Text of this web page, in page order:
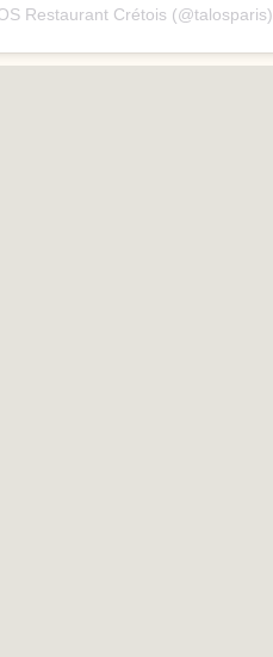
Restaurant Crétois (@talosparis)